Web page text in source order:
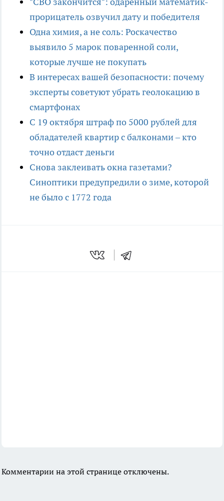
прорицатель озвучил дату и победителя
Одна химия, а не соль: Роскачество
выявило 5 марок поваренной соли,
которые лучше не покупать
В интересах вашей безопасности: почему
эксперты советуют убрать геолокацию в
смартфонах
С 19 октября штраф по 5000 рублей для
обладателей квартир с балконами – кто
точно отдаст деньги
Снова заклеивать окна газетами?
Синоптики предупредили о зиме, которой
не было с 1772 года
Комментарии на этой странице отключены.